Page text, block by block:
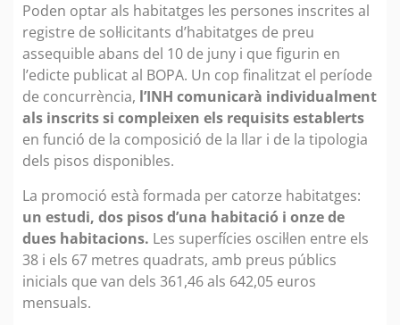
Poden optar als habitatges les persones inscrites al
registre de sol·licitants d’habitatges de preu
assequible abans del 10 de juny i que figurin en
l’edicte publicat al BOPA. Un cop finalitzat el període
de concurrència, l’INH comunicarà individualment
als inscrits si compleixen els requisits establerts
en funció de la composició de la llar i de la tipologia
dels pisos disponibles.
La promoció està formada per catorze habitatges:
un estudi, dos pisos d’una habitació i onze de
dues habitacions. Les superfícies oscil·len entre els
38 i els 67 metres quadrats, amb preus públics
inicials que van dels 361,46 als 642,05 euros
mensuals.